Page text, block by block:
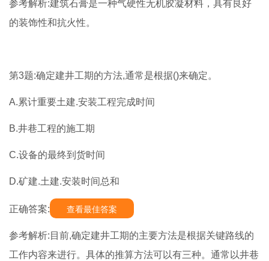
参考解析:建筑石膏是一种气硬性无机胶凝材料，具有良好
的装饰性和抗火性。
第3题:确定建井工期的方法,通常是根据()来确定。
A.累计重要土建.安装工程完成时间
B.井巷工程的施工期
C.设备的最终到货时间
D.矿建.土建.安装时间总和
正确答案: 查看最佳答案
参考解析:目前,确定建井工期的主要方法是根据关键路线的
工作内容来进行。具体的推算方法可以有三种。通常以井巷